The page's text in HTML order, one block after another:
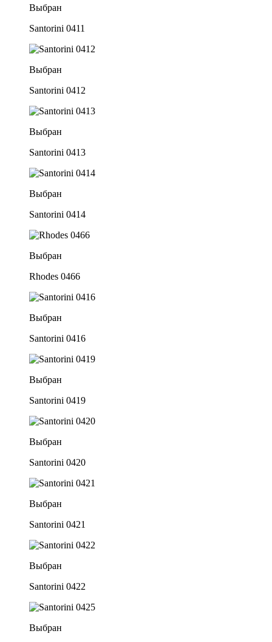
Выбран
Santorini 0411
Выбран
Santorini 0412
Выбран
Santorini 0413
Выбран
Santorini 0414
Выбран
Rhodes 0466
Выбран
Santorini 0416
Выбран
Santorini 0419
Выбран
Santorini 0420
Выбран
Santorini 0421
Выбран
Santorini 0422
Выбран